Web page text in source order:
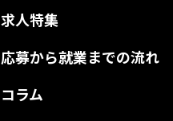
求人特集
応募から就業までの流れ
コラム